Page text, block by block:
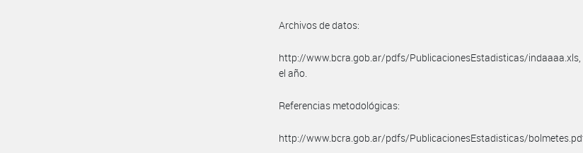
Archivos de datos:
http://www.bcra.gob.ar/pdfs/PublicacionesEstadisticas/
el año.
Referencias metodológicas:
http://www.bcra.gob.ar/pdfs/PublicacionesEstadisticas/